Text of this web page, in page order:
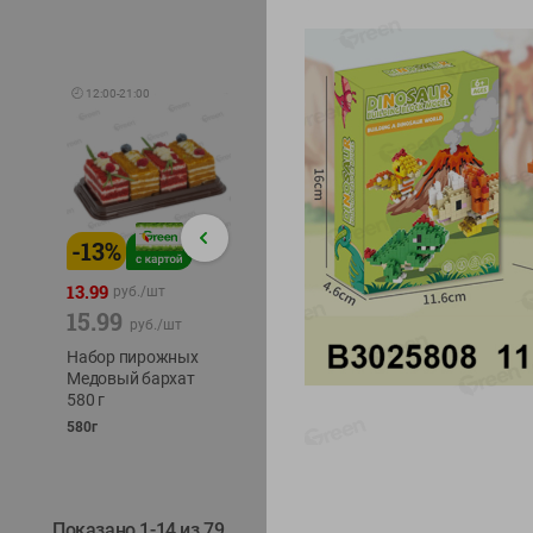
🕘 12:00-21:00
-13%
13.99 руб./шт
15.99 руб./шт
Набор пирожных
Медовый бархат
580 г
580г
руб./шт
Корм влаж. для
-24
4.99
230г